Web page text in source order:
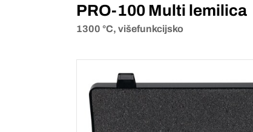
PRO-100 Multi lemilica
1300 °C, višefunkcijsko